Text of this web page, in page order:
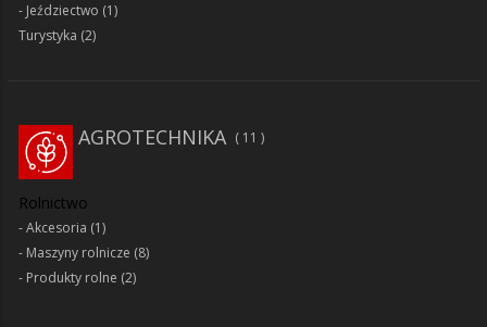
Jeździectwo (1)
Turystyka (2)
AGROTECHNIKA 11
Rolnictwo
Akcesoria (1)
Maszyny rolnicze (8)
Produkty rolne (2)